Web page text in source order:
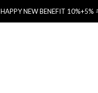
HAPPY NEW BENEFIT 10%+5%